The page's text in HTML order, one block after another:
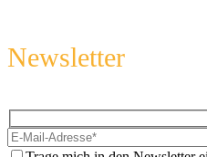
Newsletter
Hidden
fields